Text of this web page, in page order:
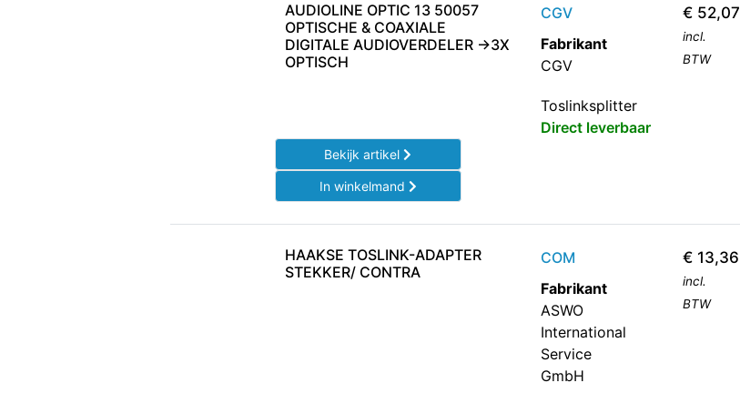
AUDIOLINE OPTIC 13 50057
OPTISCHE & COAXIALE
DIGITALE AUDIOVERDELER ->3X
OPTISCH
CGV
Fabrikant
CGV
Toslinksplitter
Direct leverbaar
€ 52,07
incl.
BTW
Bekijk artikel
In winkelmand
HAAKSE TOSLINK-ADAPTER
STEKKER/ CONTRA
COM
Fabrikant
ASWO
International
Service
GmbH
€ 13,36
incl.
BTW